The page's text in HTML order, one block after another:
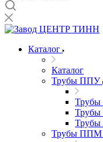
Каталог
Каталог
Трубы ППУ
Трубы